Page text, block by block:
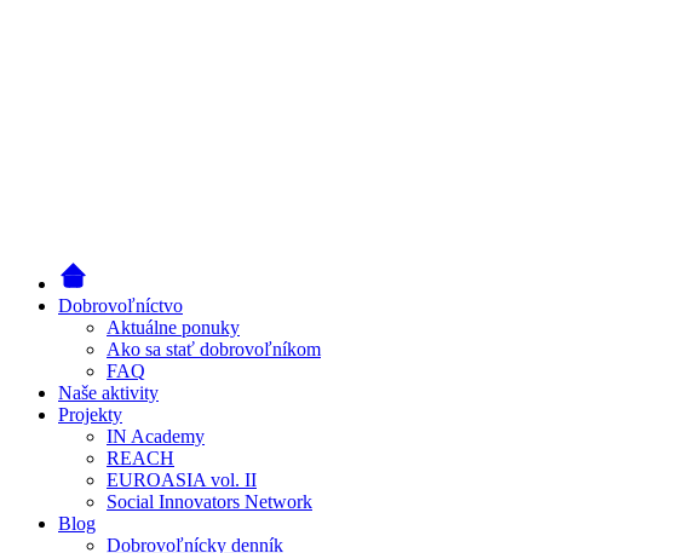
Dobrovoľníctvo
Aktuálne ponuky
Ako sa stať dobrovoľníkom
FAQ
Naše aktivity
Projekty
IN Academy
REACH
EUROASIA vol. II
Social Innovators Network
Blog
Dobrovoľnícky denník